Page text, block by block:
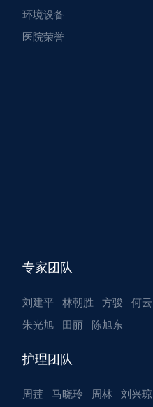
环境设备
医院荣誉
专家团队
刘建平 林朝胜 方骏 何云
朱光旭
田丽 陈旭东
护理团队
周莲 马晓玲 周林 刘兴琼